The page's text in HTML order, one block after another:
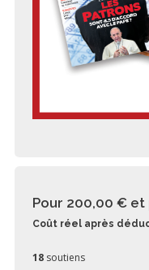
Pour 200,00 € et
Coût réel après
18 soutiens